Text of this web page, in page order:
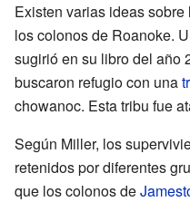
Existen varias ideas
los colonos de Roanoke.
sugirió en su libro del año
buscaron refugio con una
chowanoc. Esta tribu fue
Según Miller, los
retenidos por diferentes
que los colonos de